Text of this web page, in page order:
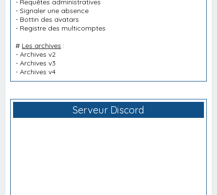
-Signaler une absence
- Bottin des avatars
- Registre des multicomptes
# Les archives :
-Archives v2
-Archives v3
-Archives v4
Serveur Discord